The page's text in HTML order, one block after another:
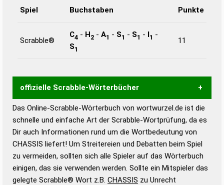
Spiel Buchstaben Punkte
Scrabble®
C4 - H2 - A1 - S1 - S1 - I1 -
S1
11
offizielle Scrabble-Wörterbücher
Wortwurzel liefert mit Hilfe eines semantischen
Wortanalyse-Algorithmus gute Anhaltspunkte zu
Wortbedeutung, Worttrennung und Wortform, um die
Gültigkeit eines Wortes für das Scrabble-Spiel zu
bestimmen!
zugelassene Turnier Scrabble-
Wörterbücher sind:
Das Online-Scrabble-Wörterbuch von wortwurzel.de ist die
schnelle und einfache Art der Scrabble-Wortprüfung, da es
Dir auch Informationen rund um die Wortbedeutung von
CHASSIS liefert! Um Streitereien und Debatten beim Spiel
zu vermeiden, sollten sich alle Spieler auf das Wörterbuch
einigen, das sie verwenden werden. Sollte ein Mitspieler das
gelegte Scrabble® Wort z.B. CHASSIS zu Unrecht